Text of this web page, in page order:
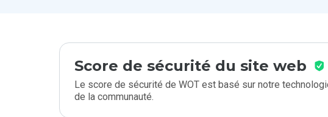
Score de sécurité du site web
Le score de sécurité de WOT est basé sur notre
de la communauté.